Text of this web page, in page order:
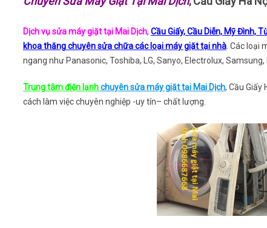
Dịch vụ sửa máy giặt tại Mai Dịch, Cầu Giấy, Cầu Diễn, Mỹ Đình,
khoa thăng chuyên sửa chữa các loại máy giặt tại nhà. Các loại
ngang như Panasonic, Toshiba, LG, Sanyo, Electrolux, Samsung,
Trung tâm điện lạnhchuyên sửa máy giặt tại Mai Dịch, Cầu Giấy
cách làm việc chuyên nghiệp -uy tín– chất lượng.